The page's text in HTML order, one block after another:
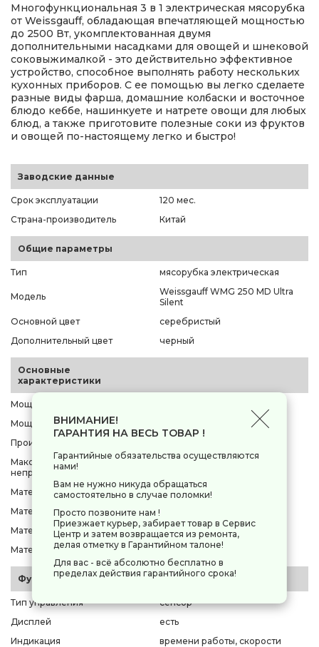
Многофункциональная 3 в 1 электрическая мясорубка
от Weissgauff, обладающая впечатляющей мощностью
до 2500 Вт, укомплектованная двумя
дополнительными насадками для овощей и шнековой
соковыжималкой - это действительно эффективное
устройство, способное выполнять работу нескольких
кухонных приборов. С ее помощью вы легко сделаете
разные виды фарша, домашние колбаски и восточное
блюдо кеббе, нашинкуете и натрете овощи для любых
блюд, а также приготовите полезные соки из фруктов
и овощей по-настоящему легко и быстро!
Заводские данные
Срок эксплуатации
120 мес.
Страна-производитель
Китай
Общие параметры
Тип мясорубка электрическая
Модель
Weissgauff WMG 250 MD Ultra
Silent
Основной цвет
серебристый
Дополнительный цвет
черный
Основные
характеристики
Мощность максимальная
Мощность номинальная
Производительность
Максимальное время
непрерывной работы
Материал корпуса
литой алюминий
Материал лотка
Материал ножа
металл
Материал шнека
силумин
Функции и управление
Тип управления
сенсор
Дисплей
есть
Индикация
времени работы, скорости
ВНИМАНИЕ!
ГАРАНТИЯ НА ВЕСЬ ТОВАР !
Гарантийные обязательства осуществляются
нами!
Вам не нужно никуда обращаться
самостоятельно в случае поломки!
Просто позвоните нам !
Приезжает курьер, забирает товар в Сервис
Центр и затем возвращается из ремонта,
делая отметку в Гарантийном талоне!
Для вас - всё абсолютно бесплатно в
пределах действия гарантийного срока!